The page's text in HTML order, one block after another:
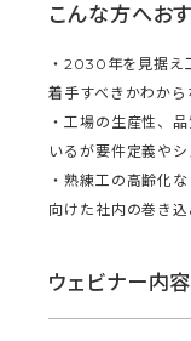
こんな方へお
・2030年を見据え
着手すべきかわから
・工場の生産性、
いるが要件定義や
・熟練工の高齢化
向けた社内の巻き
ウェビナー内容